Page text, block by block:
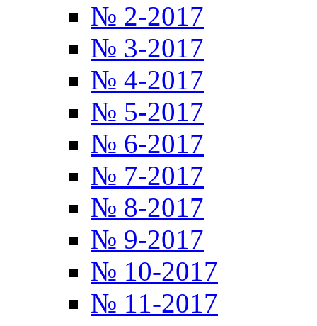
№ 2-2017
№ 3-2017
№ 4-2017
№ 5-2017
№ 6-2017
№ 7-2017
№ 8-2017
№ 9-2017
№ 10-2017
№ 11-2017